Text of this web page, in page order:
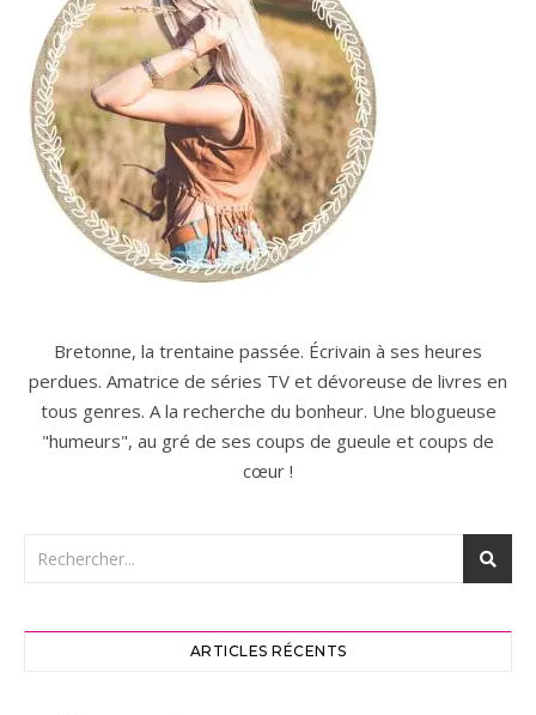
Bretonne, la trentaine passée. Écrivain à ses heures
perdues. Amatrice de séries TV et dévoreuse de livres en
tous genres. A la recherche du bonheur. Une blogueuse
"humeurs", au gré de ses coups de gueule et coups de
cœur !
ARTICLES RÉCENTS